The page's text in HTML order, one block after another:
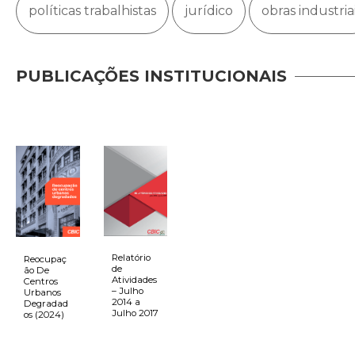
políticas trabalhistas jurídico obras
PUBLICAÇÕES INSTITUCIONAIS
Reocupaç
ão De
Centros
Urbanos
Degradad
os (2024)
Relatório
de
Atividades
– Julho
2014 a
Julho 2017